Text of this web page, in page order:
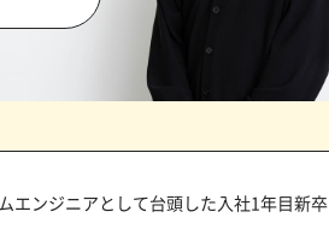
エンジニアとして台頭した入社1年目新卒